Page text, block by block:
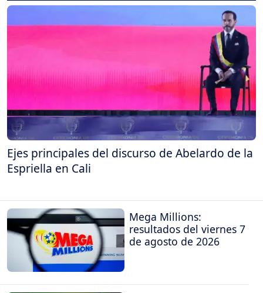
Ejes principales del discurso de Abelardo de la
Espriella en Cali
Mega Millions:
resultados del viernes 7
de agosto de 2026